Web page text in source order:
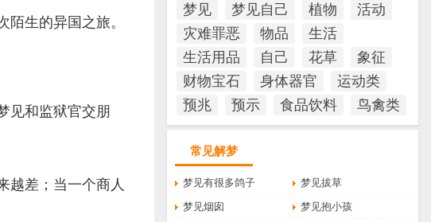
梦见
梦见自己 植物
活动
灾难罪恶
物品
生活
生活用品
自己 花草
象征
财物宝石
身体器官
运动类
预兆
预示 食品饮料 鸟禽类
常见解梦
梦见有很多鸽子
梦见拔草
梦见烟囱
梦见抱小孩
生的异国之旅。
见和监狱官交朋
越差；当一个商人